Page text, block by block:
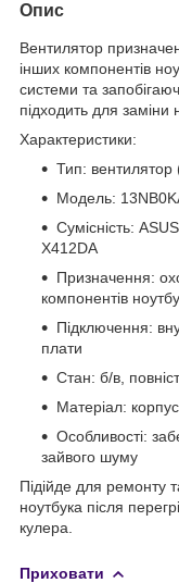
Опис
Вентилятор
інших компонентів
системи та
підходить для
Характеристики:
Тип: вентилятор
Модель:
Сумісність:
X412DA
Призначення:
компонентів
Підключення:
плати
Стан: б/в,
Матеріал:
Особливості:
зайвого шуму
Підійде для ремонту
ноутбука після
кулера.
Приховати